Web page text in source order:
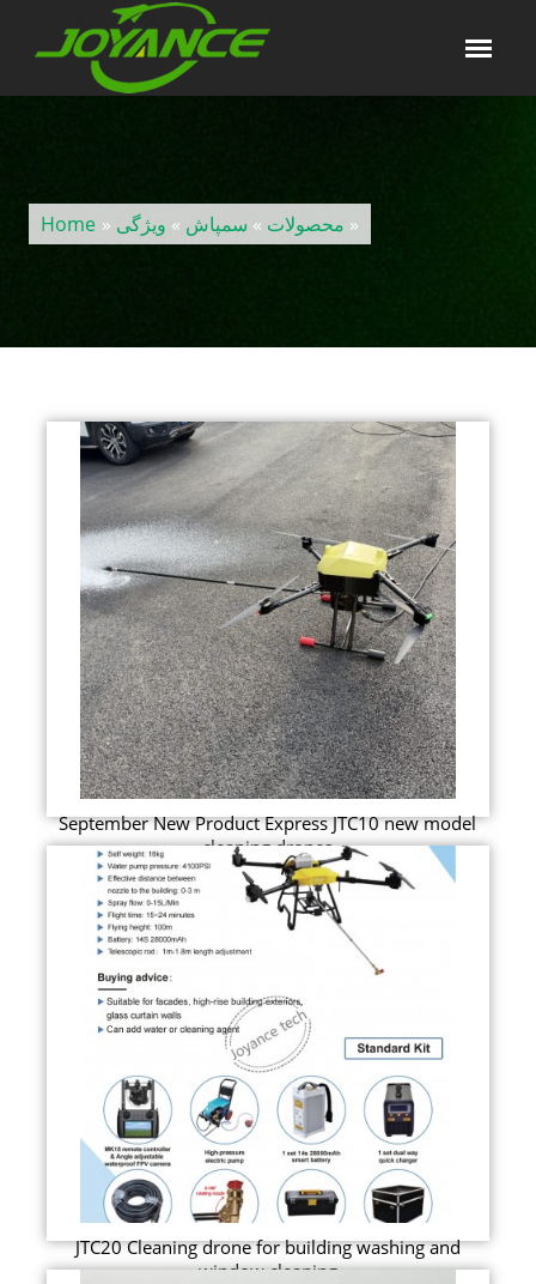
Home » محصولات » سمپاش » ویژگی »
September New Product Express JTC10 new model
cleaning drones
JTC20 Cleaning drone for building washing and
window cleaning